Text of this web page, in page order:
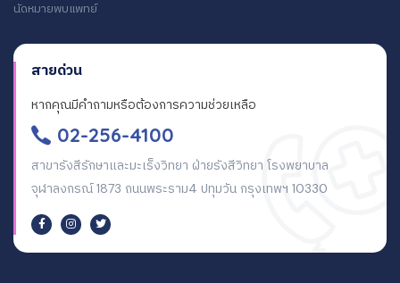
นัดหมายพบแพทย์
สายด่วน
หากคุณมีคำถามหรือต้องการความช่วยเหลือ
02-256-4100
สาขารังสีรักษาและมะเร็งวิทยา ฝ่ายรังสีวิทยา โรงพยาบาล
จุฬาลงกรณ์ 1873 ถนนพระราม4 ปทุมวัน กรุงเทพฯ 10330